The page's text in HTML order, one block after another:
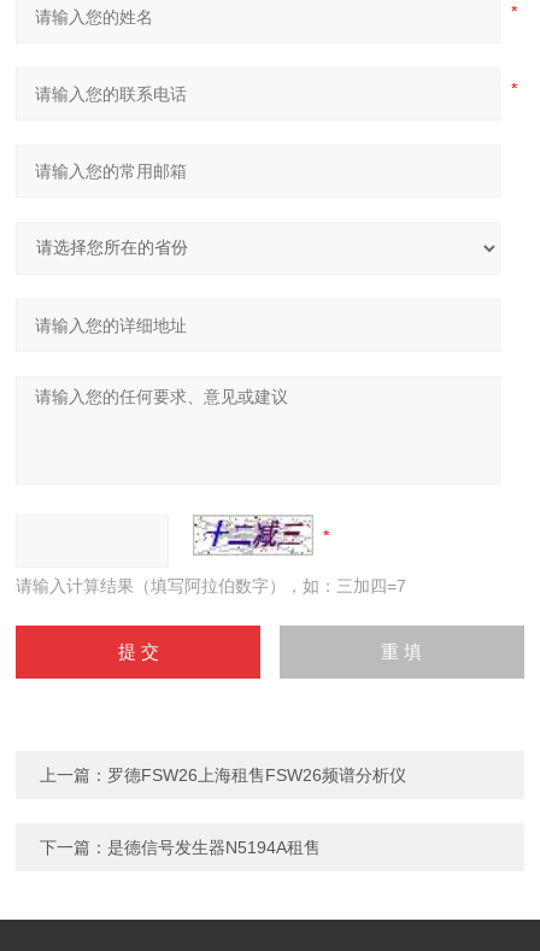
请输入计算结果（填写阿拉伯数字），如：三加四=7
上一篇： 罗德FSW26上海租售FSW26频谱分析仪
下一篇：是德信号发生器N5194A租售